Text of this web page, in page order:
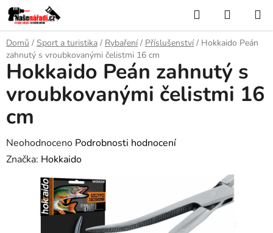
Přejít
na
obsah
Hledat
KOŠÍK
Domů / Sport a turistika / Rybaření / Příslušenství / Hokkaido Peán
zahnutý s vroubkovanými čelistmi 16 cm
Hokkaido Peán zahnutý s
vroubkovanými čelistmi 16
cm
Průměrné
hodnocení
produktu
Neohodnoceno Podrobnosti hodnocení
Značka: Hokkaido